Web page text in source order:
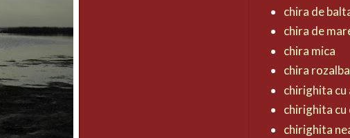
chira de
chira de
chira mica
chira rozalba
chirighita cu
chirighita cu
chirighita